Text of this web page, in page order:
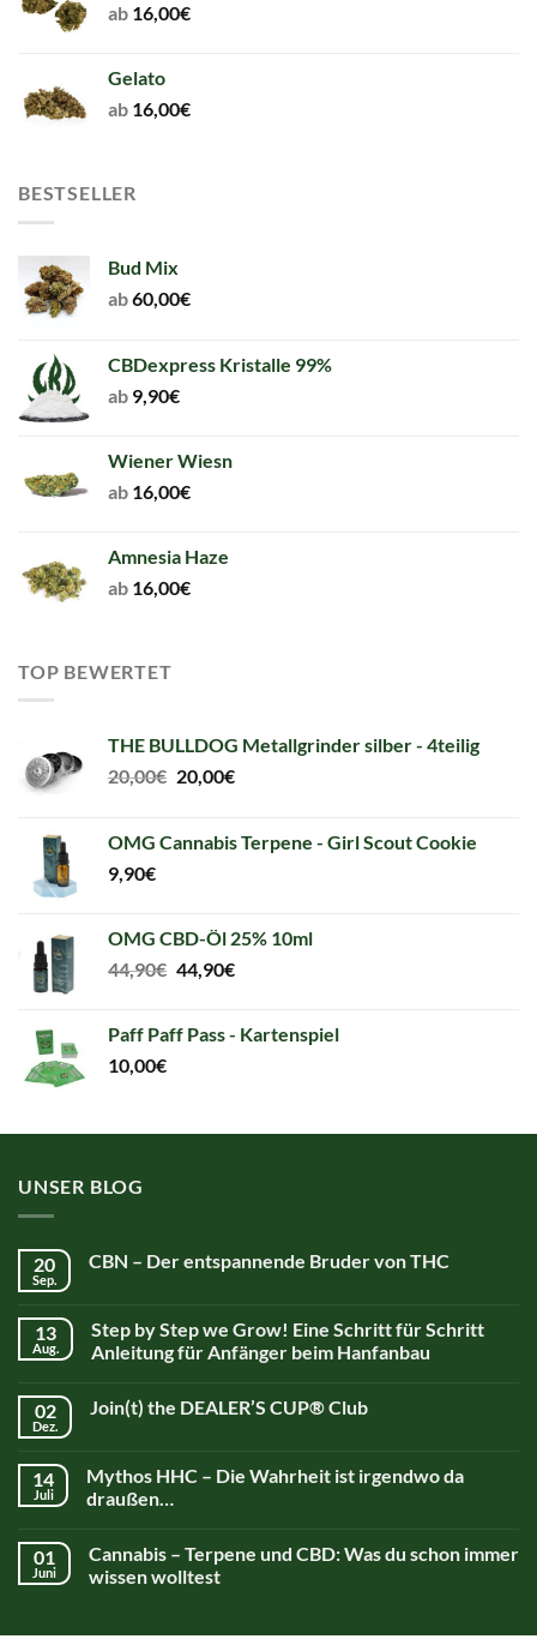
ab 16,00€
Gelato
ab 16,00€
BESTSELLER
Bud Mix
ab60,00€
CBDexpress Kristalle 99%
ab 9,90€
Wiener Wiesn
ab 16,00€
Amnesia Haze
ab 16,00€
TOP BEWERTET
THE BULLDOG Metallgrinder silber - 4teilig
20,00€ Original
20,00€.
20,00€Current
20,00€.
OMG Cannabis Terpene - Girl Scout Cookie
9,90€
OMG CBD-Öl 25% 10ml
44,90€ Original
44,90€.
44,90€Current
44,90€.
Paff Paff Pass - Kartenspiel
10,00€
UNSER BLOG
20
Sep.
CBN – Der entspannende Bruder von THC
13
Aug.
Step by Step we Grow! Eine Schritt für Schritt
Anleitung für Anfänger beim Hanfanbau
02
Dez.
Join(t) the DEALER’S CUP® Club
14
Juli
Mythos HHC – Die Wahrheit ist irgendwo da
draußen…
01
Juni
Cannabis – Terpene und CBD: Was du schon immer
wissen wolltest